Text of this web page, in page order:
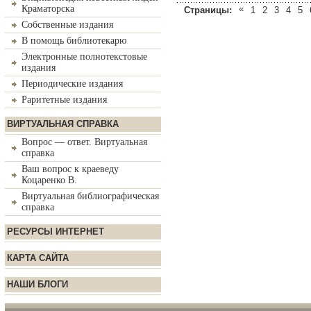
Краматорска
Собственные издания
В помощь библиотекарю
Электронные полнотекстовые
издания
Периодические издания
Раритетные издания
ВИРТУАЛЬНАЯ СПРАВКА
Вопрос — ответ. Виртуальная
справка
Ваш вопрос к краеведу
Коцаренко В.
Виртуальная библиографическая
справка
РЕСУРСЫ ИНТЕРНЕТ
КАРТА САЙТА
НАШИ БЛОГИ
Страницы:
« 1 2 3 4 5